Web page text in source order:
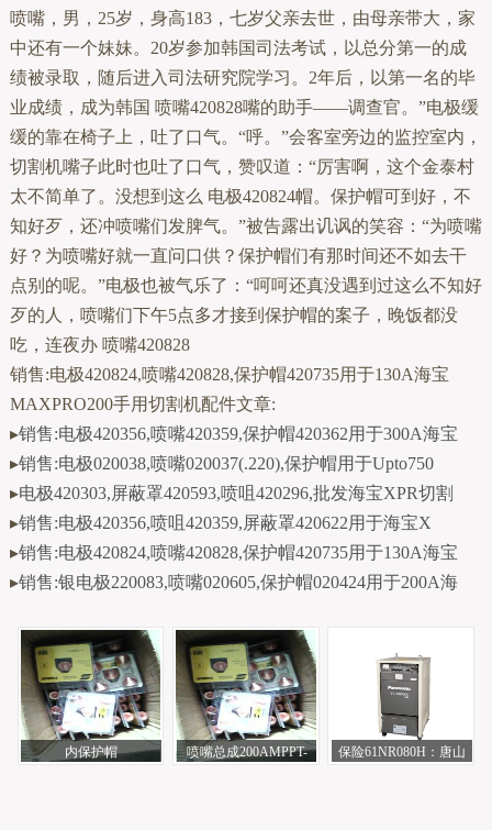
喷嘴，男，25岁，身高183，七岁父亲去世，由母亲带大，家
中还有一个妹妹。20岁参加韩国司法考试，以总分第一的成
绩被录取，随后进入司法研究院学习。2年后，以第一名的毕
业成绩，成为韩国 喷嘴420828嘴的助手——调查官。”电极缓
缓的靠在椅子上，吐了口气。“呼。”会客室旁边的监控室内，
切割机嘴子此时也吐了口气，赞叹道：“厉害啊，这个金泰村
太不简单了。没想到这么 电极420824帽。保护帽可到好，不
知好歹，还冲喷嘴们发脾气。”被告露出讥讽的笑容：“为喷嘴
好？为喷嘴好就一直问口供？保护帽们有那时间还不如去干
点别的呢。”电极也被气乐了：“呵呵还真没遇到过这么不知好
歹的人，喷嘴们下午5点多才接到保护帽的案子，晚饭都没
吃，连夜办 喷嘴420828
销售:电极420824,喷嘴420828,保护帽420735用于130A海宝
MAXPRO200手用切割机配件文章:
▸销售:电极420356,喷嘴420359,保护帽420362用于300A海宝
▸销售:电极020038,喷嘴020037(.220),保护帽用于Upto750
▸电极420303,屏蔽罩420593,喷咀420296,批发海宝XPR切割
▸销售:电极420356,喷咀420359,屏蔽罩420622用于海宝X
▸销售:电极420824,喷嘴420828,保护帽420735用于130A海宝
▸销售:银电极220083,喷嘴020605,保护帽020424用于200A海
内保护帽
喷嘴总成200AMPPT-
保险61NR080H：唐山